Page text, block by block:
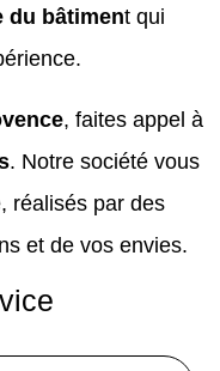
du bâtiment qui
, faites appel à
. Notre société vous
réalisés par des
et de vos envies.